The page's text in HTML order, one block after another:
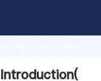
strength
سنگ گرانیت پاهنگ معدن Introduction(